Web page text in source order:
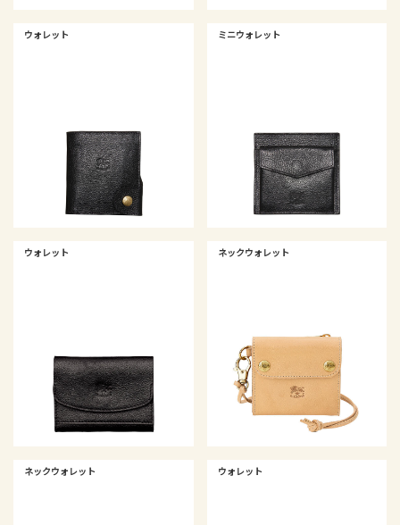
ウォレット ミニウォレット
ウォレット ネックウォレット
ネックウォレット ウォレット